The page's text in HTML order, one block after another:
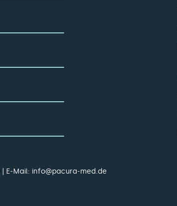
| E-Mail: info@pacura-med.de